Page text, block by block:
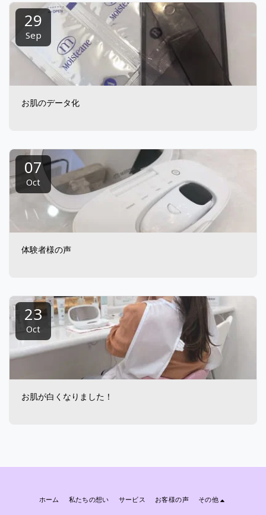
29
Sep
お肌のデータ化
07
Oct
体験者様の声
23
Oct
お肌が白くなりました！
ホーム 私たちの想い サービス お客様の声 その他